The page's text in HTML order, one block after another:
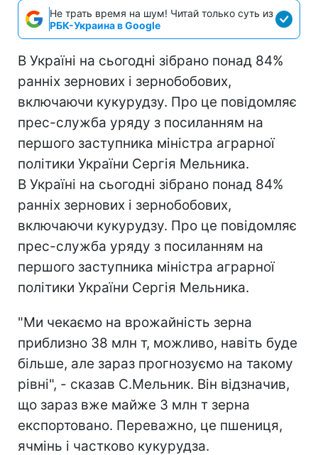
Не трать время на шум! Читай только суть из
РБК-Украина в Google
В Україні на сьогодні зібрано понад 84%
ранніх зернових і зернобобових,
включаючи кукурудзу. Про це повідомляє
прес-служба уряду з посиланням на
першого заступника міністра аграрної
політики України Сергія Мельника.
В Україні на сьогодні зібрано понад 84%
ранніх зернових і зернобобових,
включаючи кукурудзу. Про це повідомляє
прес-служба уряду з посиланням на
першого заступника міністра аграрної
політики України Сергія Мельника.
"Ми чекаємо на врожайність зерна
приблизно 38 млн т, можливо, навіть буде
більше, але зараз прогнозуємо на такому
рівні", - сказав С.Мельник. Він відзначив,
що зараз вже майже 3 млн т зерна
експортовано. Переважно, це пшениця,
ячмінь і частково кукурудза.